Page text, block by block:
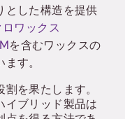
とした構造を提供
ワックス
を含むワックスの
す。
を果たします。
イブリッド製品は